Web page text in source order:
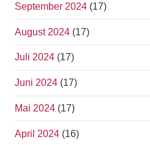
September 2024 (17)
August 2024 (17)
Juli 2024 (17)
Juni 2024 (17)
Mai 2024 (17)
April 2024 (16)